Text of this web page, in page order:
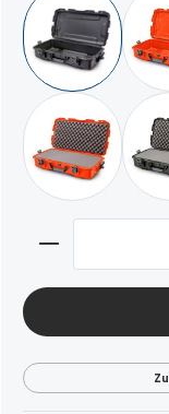
schwarz / leer
orange / mit
Produkt Anzahl: